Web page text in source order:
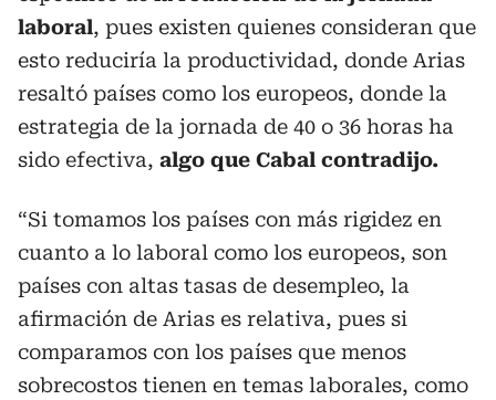
laboral, pues existen quienes consideran que
esto reduciría la productividad, donde Arias
resaltó países como los europeos, donde la
estrategia de la jornada de 40 o 36 horas ha
sido efectiva, algo que Cabal contradijo.
“Si tomamos los países con más rigidez en
cuanto a lo laboral como los europeos, son
países con altas tasas de desempleo, la
afirmación de Arias es relativa, pues si
comparamos con los países que menos
sobrecostos tienen en temas laborales, como